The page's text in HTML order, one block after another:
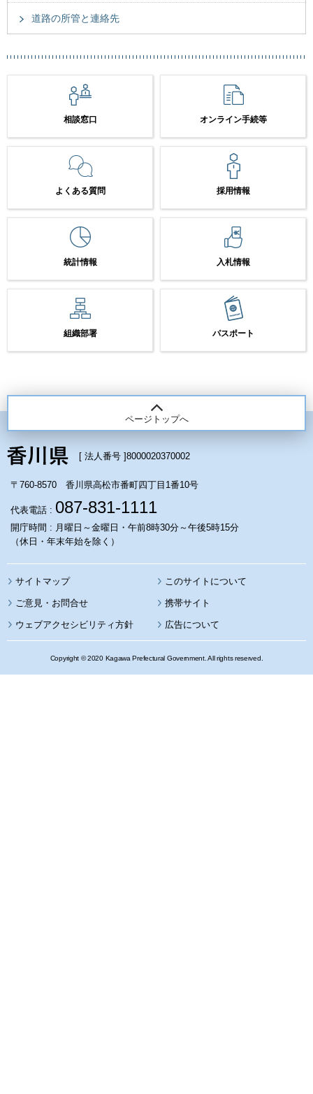
道路の所管と連絡先
相談窓口 オンライン手続等
よくある質問 採用情報
統計情報 入札情報
組織部署 パスポート
ページトップへ
[ 法人番号 ]8000020370002
〒760-8570 香川県高松市番町四丁目1番10号
代表電話 : 087-831-1111
開庁時間 : 月曜日～金曜日・午前8時30分～午後5時15分
（休日・年末年始を除く）
サイトマップ このサイトについて
携帯サイト
ウェブアクセシビリティ方針 広告について
Copyright © 2020 Kagawa Prefectural Government. All rights reserved.